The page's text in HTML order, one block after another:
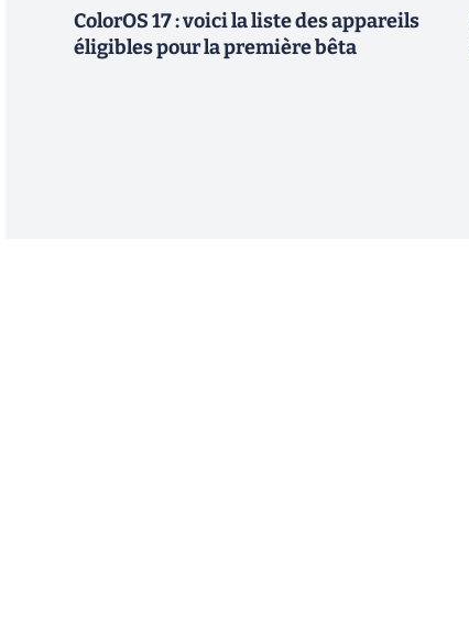
ColorOS 17 : voici la liste des appareils
éligibles pour la première bêta